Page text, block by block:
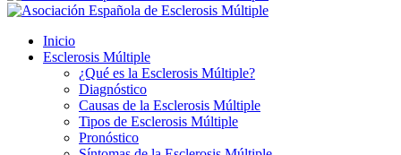
Inicio
Esclerosis Múltiple
¿Qué es la Esclerosis Múltiple?
Diagnóstico
Causas de la Esclerosis Múltiple
Tipos de Esclerosis Múltiple
Pronóstico